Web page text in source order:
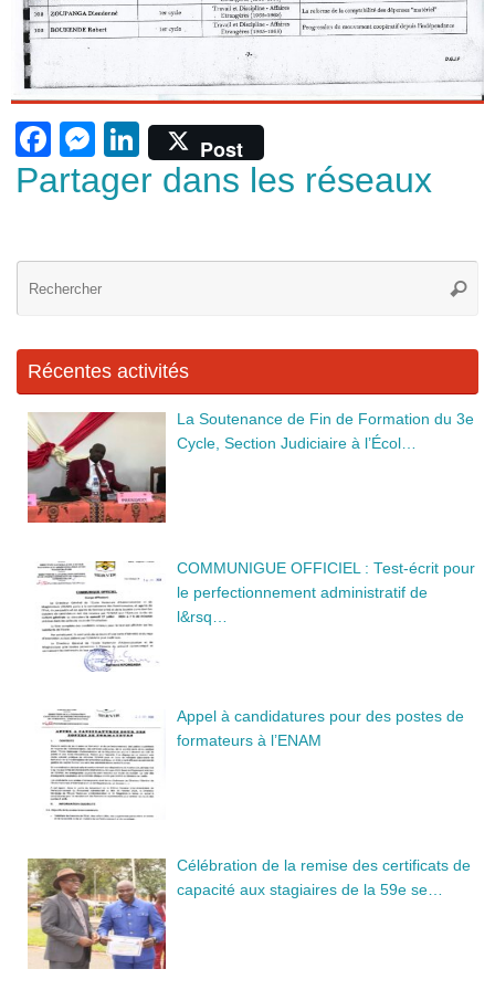
F
a
b
o
k
M
e
ss
n
er
Li
n
Post
Partager dans les réseaux
Récentes activités
La Soutenance de Fin de Formation du 3e
Cycle, Section Judiciaire à l’Écol…
COMMUNIGUE OFFICIEL : Test-écrit pour
le perfectionnement administratif de
l&rsq…
Appel à candidatures pour des postes de
formateurs à l’ENAM
Célébration de la remise des certificats de
capacité aux stagiaires de la 59e se…